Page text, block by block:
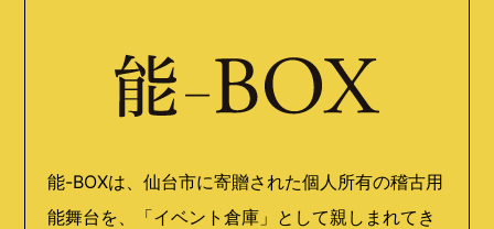
能-BOXは、仙台市に寄贈された個人所有の稽古用
能舞台を、「イベント倉庫」として親しまれてき